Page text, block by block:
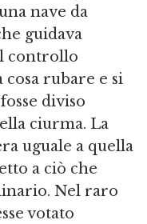
nave da
guidava
controllo
cosa rubare e si
diviso
ciurma. La
uguale a quella
a ciò che
Nel raro
votato